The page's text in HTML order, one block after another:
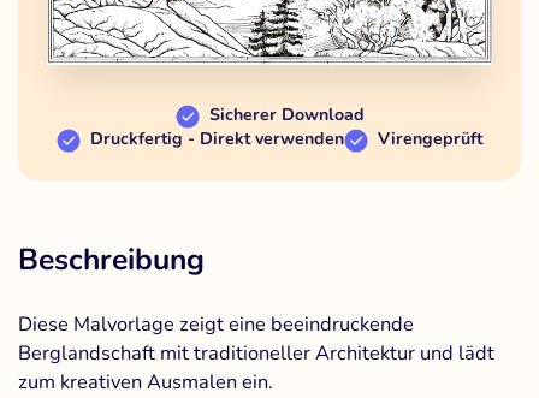
Sicherer Download
Druckfertig - Direkt verwenden
Virengeprüft
Beschreibung
Diese Malvorlage zeigt eine beeindruckende
Berglandschaft mit traditioneller Architektur und lädt
zum kreativen Ausmalen ein.